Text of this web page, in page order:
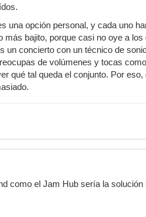
una opción personal, y cada uno
bajito, porque casi no oye a
un concierto con un técnico de
de volúmenes y tocas
qué tal queda el conjunto. Por
como el Jam Hub sería la